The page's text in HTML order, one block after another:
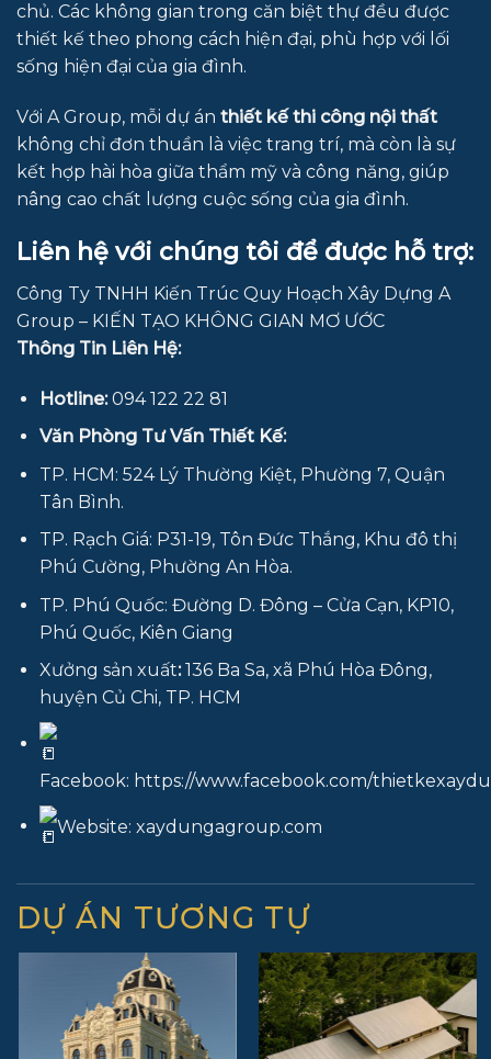
chủ. Các không gian trong căn biệt thự đều được
thiết kế theo phong cách hiện đại, phù hợp với lối
sống hiện đại của gia đình.
Với A Group, mỗi dự án thiết kế thi công nội thất
không chỉ đơn thuần là việc trang trí, mà còn là sự
kết hợp hài hòa giữa thẩm mỹ và công năng, giúp
nâng cao chất lượng cuộc sống của gia đình.
Liên hệ với chúng tôi để được hỗ trợ:
Công Ty TNHH Kiến Trúc Quy Hoạch Xây Dựng A
Group – KIẾN TẠO KHÔNG GIAN MƠ ƯỚC
Thông Tin Liên Hệ:
Hotline:094 122 22 81
Văn Phòng Tư Vấn Thiết Kế:
TP. HCM: 524 Lý Thường Kiệt, Phường 7, Quận
Tân Bình.
TP. Rạch Giá: P31-19, Tôn Đức Thắng, Khu đô thị
Phú Cường, Phường An Hòa.
TP. Phú Quốc: Đường D. Đông – Cửa Cạn, KP10,
Phú Quốc, Kiên Giang
Xưởng sản xuất:136 Ba Sa, xã Phú Hòa Đông,
huyện Củ Chi, TP. HCM
Facebook: https://www.facebook.com/
Website: xaydungagroup.com
DỰ ÁN TƯƠNG TỰ